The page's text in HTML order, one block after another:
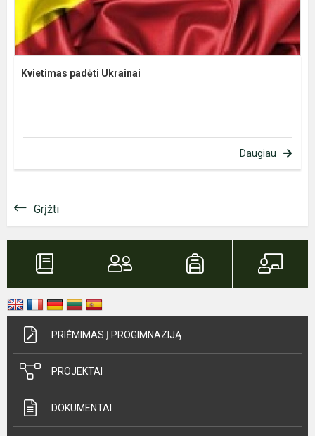
Kvietimas padėti Ukrainai
Daugiau
Grįžti
PRIĖMIMAS Į PROGIMNAZIJĄ
PROJEKTAI
DOKUMENTAI